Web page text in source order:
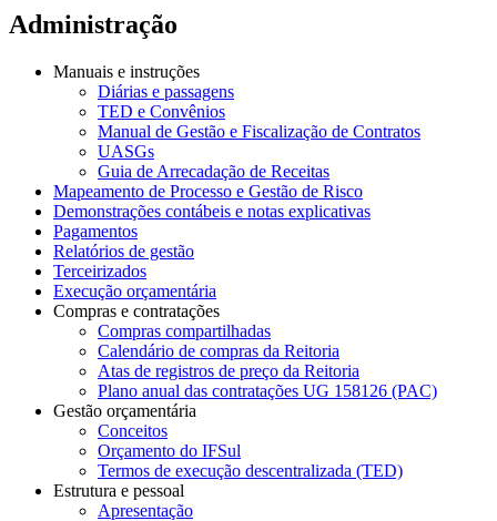
Administração
Manuais e instruções
Diárias e passagens
TED e Convênios
Manual de Gestão e Fiscalização de Contratos
UASGs
Guia de Arrecadação de Receitas
Mapeamento de Processo e Gestão de Risco
Demonstrações contábeis e notas explicativas
Pagamentos
Relatórios de gestão
Terceirizados
Execução orçamentária
Compras e contratações
Compras compartilhadas
Calendário de compras da Reitoria
Atas de registros de preço da Reitoria
Plano anual das contratações UG 158126 (PAC)
Gestão orçamentária
Conceitos
Orçamento do IFSul
Termos de execução descentralizada (TED)
Estrutura e pessoal
Apresentação